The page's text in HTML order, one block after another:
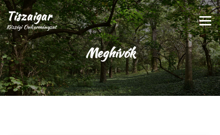
Tiszaigar
Községi Önkormányzat
Menü
Meghívók